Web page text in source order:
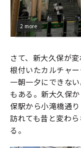
2 more
さて、新大久保が
根付いたカルチャ
一朝一夕にできな
もある。新大久保
保駅から小滝橋通
訪れても昔と変わ
る。